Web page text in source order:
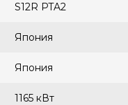
S12R PTA2
Япония
Япония
1165 кВт